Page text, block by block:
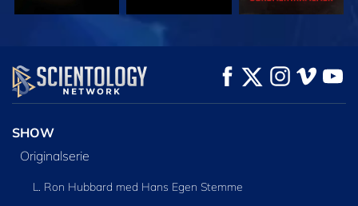
SE UTFORSK SERIEN
SHOW
Originalserie
L. Ron Hubbard med Hans Egen Stemme